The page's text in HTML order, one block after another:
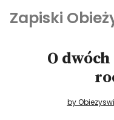
Zapiski
Kultura i sztuka
O
by